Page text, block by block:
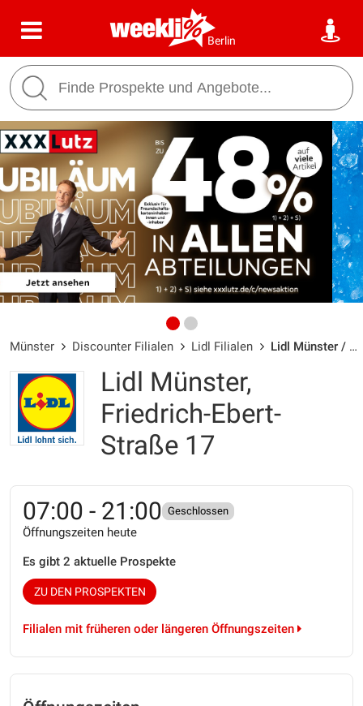
Berlin
Münster Discounter Filialen Lidl Filialen Lidl Münster / Friedrich-Ebert-Straße 17 - Öffnungszeiten & Adresse
Lidl Münster,
Friedrich-Ebert-
Straße 17
07:00 - 21:00 Geschlossen
Öffnungszeiten heute
Es gibt 2 aktuelle Prospekte
ZU DEN PROSPEKTEN
Filialen mit früheren oder längeren Öffnungszeiten